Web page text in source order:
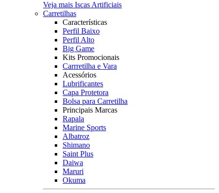
Veja mais Iscas Artificiais
Carretilhas
Características
Perfil Baixo
Perfil Alto
Big Game
Kits Promocionais
Carrretilha e Vara
Acessórios
Lubrificantes
Capa Protetora
Bolsa para Carretilha
Principais Marcas
Rapala
Marine Sports
Albatroz
Shimano
Saint Plus
Daiwa
Maruri
Okuma